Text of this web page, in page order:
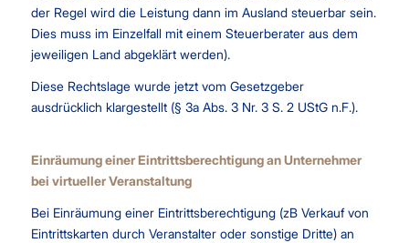
der Regel wird die Leistung dann im Ausland steuerbar sein.
Dies muss im Einzelfall mit einem Steuerberater aus dem
jeweiligen Land abgeklärt werden).
Diese Rechtslage wurde jetzt vom Gesetzgeber
ausdrücklich klargestellt (§ 3a Abs. 3 Nr. 3 S. 2 UStG n.F.).
Einräumung einer Eintrittsberechtigung an Unternehmer
bei virtueller Veranstaltung
Bei Einräumung einer Eintrittsberechtigung (zB Verkauf von
Eintrittskarten durch Veranstalter oder sonstige Dritte) an